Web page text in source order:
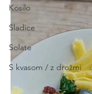
Kosilo
Sladice
Solate
S kvasom / z drožmi